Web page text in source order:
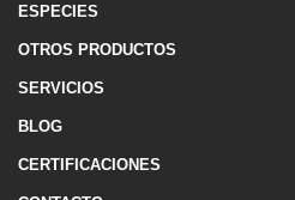
ESPECIES
OTROS PRODUCTOS
SERVICIOS
BLOG
CERTIFICACIONES